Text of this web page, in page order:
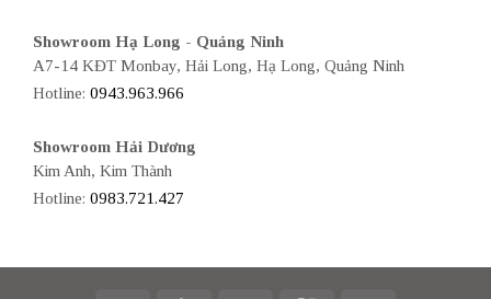
Showroom Hạ Long - Quảng Ninh
A7-14 KĐT Monbay, Hải Long, Hạ Long, Quảng Ninh
Hotline: 0943.963.966
Showroom Hải Dương
Kim Anh, Kim Thành
Hotline: 0983.721.427